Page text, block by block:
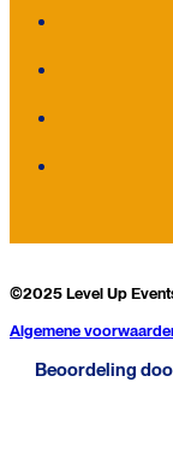
©2025 Level Up
Algemene
Beoordeling